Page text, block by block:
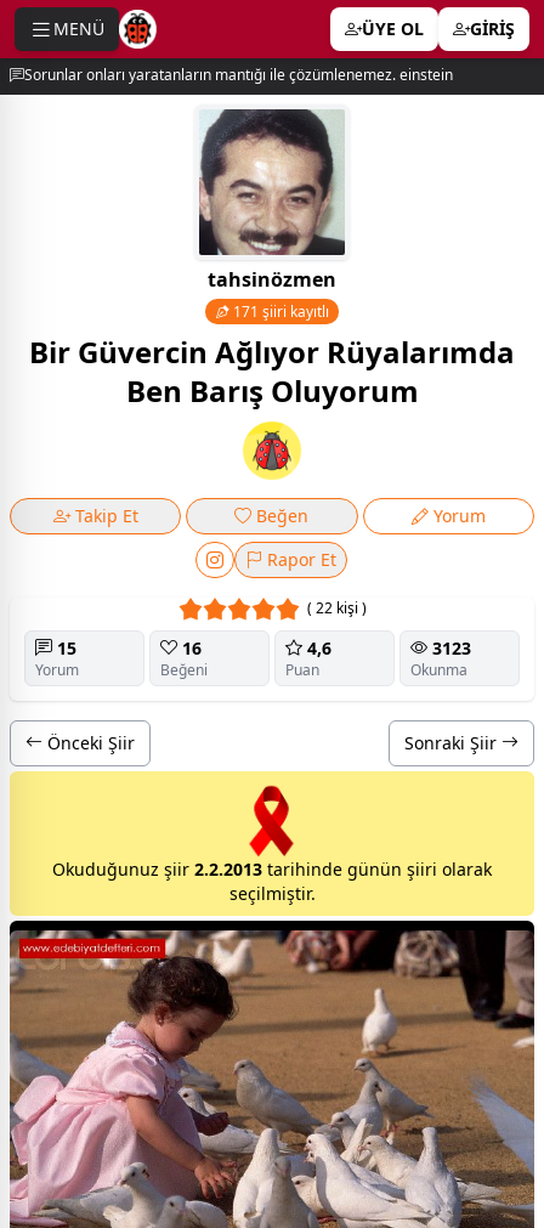
MENÜ ÜYE OL GİRİŞ
Sorunlar onları yaratanların mantığı ile çözümlenemez. einstein
tahsinözmen
171 şiiri kayıtlı
Bir Güvercin Ağlıyor Rüyalarımda
Ben Barış Oluyorum
Takip Et Beğen
Yorum
Rapor Et
( 22 kişi )
15
Yorum
16
Beğeni
4,6
Puan
3123
Okunma
Önceki Şiir Sonraki Şiir
Okuduğunuz şiir 2.2.2013 tarihinde günün şiiri olarak
seçilmiştir.
menu